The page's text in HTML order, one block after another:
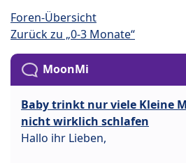
Foren-Übersicht
Zurück zu „0-3 Monate“
MoonMi
Baby trinkt nur viele Kleine
nicht wirklich schlafen
Hallo ihr Lieben,